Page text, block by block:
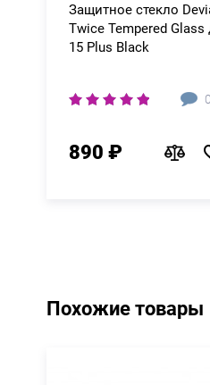
Защитное стекло
Twice Tempered Glass
15 Plus Black
0
890 ₽
Похожие товары